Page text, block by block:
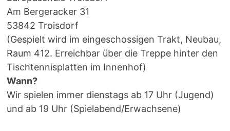
Am Bergeracker 31
53842 Troisdorf
(Gespielt wird im eingeschossigen Trakt, Neubau,
Raum 412. Erreichbar über die Treppe hinter den
Tischtennisplatten im Innenhof)
Wann?
Wir spielen immer dienstags ab 17 Uhr (Jugend)
und ab 19 Uhr (Spielabend/Erwachsene)